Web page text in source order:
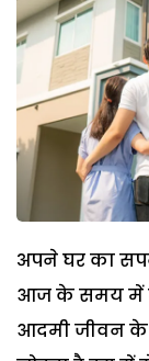
अपने घर का
आज के समय में
आदमी जीवन के